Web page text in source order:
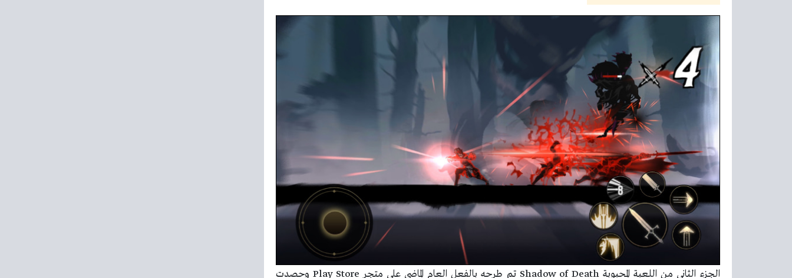
الجزء الثاني من اللعبة المحبوبة Shadow of Death تم طرحه بالفعل العام الماضي على متجر Play Store وحصدت